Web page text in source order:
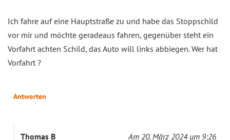
Ich fahre auf eine Hauptstraße zu und habe das Stoppschild
vor mir und möchte geradeaus fahren, gegenüber steht ein
Vorfahrt achten Schild, das Auto will links abbiegen. Wer hat
Vorfahrt ?
Antworten
Thomas B Am 20. März 2024 um 9:26